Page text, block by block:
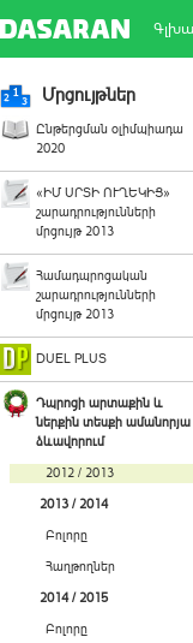
Մրցույթներ
Ընթերցման օլիմպիադա
2020
«ԻՄ ՍՐՏԻ ՈՒՂԵԿԻՑ»
շարադրությունների
մրցույթ 2013
Համադպրոցական
շարադրությունների
մրցույթ 2013
DUEL PLUS
Դպրոցի արտաքին և
ներքին տեսքի ամանորյա
ձևավորում
2012 / 2013
2013 / 2014
Բոլորը
Հաղթողներ
2014 / 2015
Բոլորը